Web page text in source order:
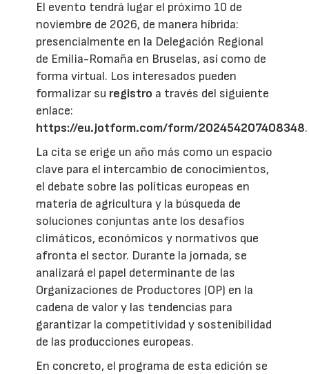
El evento tendrá lugar el próximo 10 de
noviembre de 2026, de manera híbrida:
presencialmente en la Delegación Regional
de Emilia-Romaña en Bruselas, así como de
forma virtual. Los interesados pueden
formalizar su registro a través del siguiente
enlace:
https://eu.jotform.com/form/202454207408348.
La cita se erige un año más como un espacio
clave para el intercambio de conocimientos,
el debate sobre las políticas europeas en
materia de agricultura y la búsqueda de
soluciones conjuntas ante los desafíos
climáticos, económicos y normativos que
afronta el sector. Durante la jornada, se
analizará el papel determinante de las
Organizaciones de Productores (OP) en la
cadena de valor y las tendencias para
garantizar la competitividad y sostenibilidad
de las producciones europeas.
En concreto, el programa de esta edición se